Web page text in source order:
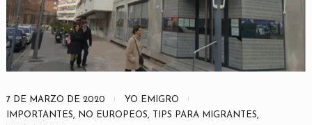
7 DE MARZO DE 2020
YO EMIGRO
IMPORTANTES, NO EUROPEOS, TIPS PARA MIGRANTES,